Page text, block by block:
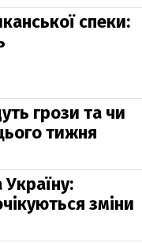
спеки:
грози та чи
тижня
зміни